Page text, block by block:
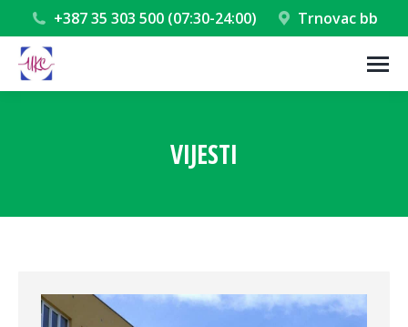
+387 35 303 500 (07:30-24:00) Trnovac bb
VIJESTI